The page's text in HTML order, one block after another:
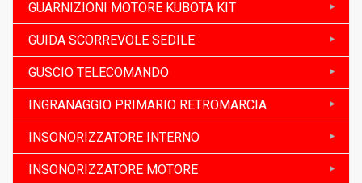
GUARNIZIONI MOTORE KUBOTA KIT
GUIDA SCORREVOLE SEDILE
GUSCIO TELECOMANDO
INGRANAGGIO PRIMARIO RETROMARCIA
INSONORIZZATORE INTERNO
INSONORIZZATORE MOTORE